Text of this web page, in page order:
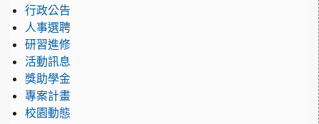
行政公告
人事選聘
研習進修
活動訊息
獎助學金
專案計畫
校園動態